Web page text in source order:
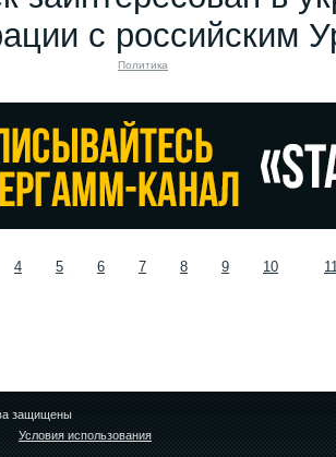
с российским
Политика
4 5 6 7 8 9 10
защищены
Условия использования